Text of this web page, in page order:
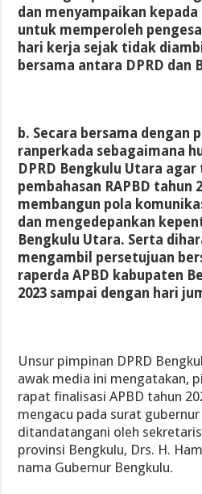
dan menyampaikan
untuk memperoleh
hari kerja sejak tidak
bersama antara DPRD dan
b. Secara bersama dengan
ranperkada sebagaimana
DPRD Bengkulu Utara
pembahasan RAPBD tahun
membangun pola
dan mengedepankan
Bengkulu Utara. Serta
mengambil persetujuan
raperda APBD kabupaten
2023 sampai dengan hari
Unsur pimpinan DPRD
awak media ini mengatakan,
rapat finalisasi APBD tahun
mengacu pada surat
ditandatangani oleh
provinsi Bengkulu, Drs. H.
nama Gubernur Bengkulu.